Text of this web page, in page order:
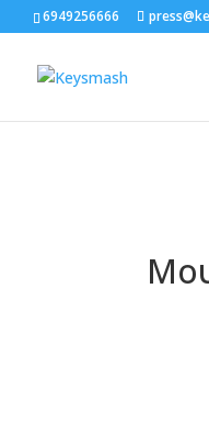
6949256666